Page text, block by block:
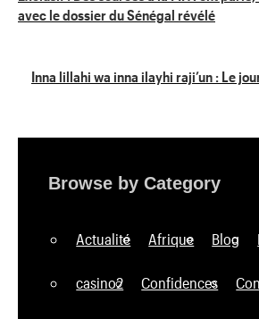
de
avec le dossier du Sénégal révélé
Inna lillahi wa inna ilayhi raji’un : Le
Browse by Category
Actualité Afrique Blog
casino2 Confidences